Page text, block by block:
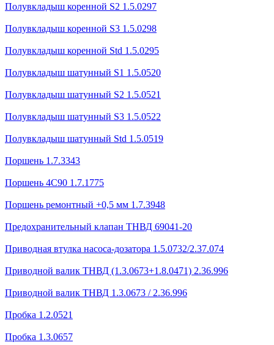
Полувкладыш коренной S2 1.5.0297
Полувкладыш коренной S3 1.5.0298
Полувкладыш коренной Std 1.5.0295
Полувкладыш шатунный S1 1.5.0520
Полувкладыш шатунный S2 1.5.0521
Полувкладыш шатунный S3 1.5.0522
Полувкладыш шатунный Std 1.5.0519
Поршень 1.7.3343
Поршень 4С90 1.7.1775
Поршень ремонтный +0,5 мм 1.7.3948
Предохранительный клапан ТНВД 69041-20
Приводная втулка насоса-дозатора 1.5.0732/2.37.074
Приводной валик ТНВД (1.3.0673+1.8.0471) 2.36.996
Приводной валик ТНВД 1.3.0673 / 2.36.996
Пробка 1.2.0521
Пробка 1.3.0657